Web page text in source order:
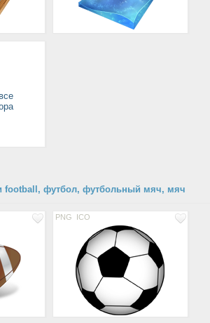
football, футбол, футбольный мяч, мяч
PNG ICO